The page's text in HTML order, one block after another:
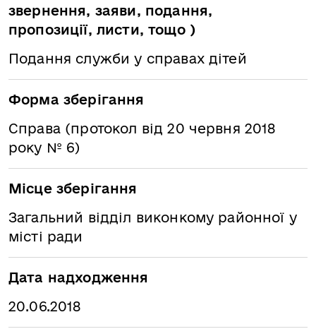
звернення, заяви, подання,
пропозиції, листи, тощо )
Подання служби у справах дітей
Форма зберігання
Справа (протокол від 20 червня 2018
року № 6)
Місце зберігання
Загальний відділ виконкому районної у
місті ради
Дата надходження
20.06.2018